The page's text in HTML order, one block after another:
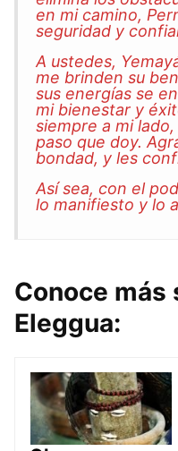
en mi camino,
seguridad y
A ustedes,
me brinden su
sus energías se
mi bienestar y
siempre a mi
paso que doy.
bondad, y les
Así sea, con el
lo manifiesto y lo
Conoce más
Eleggua: